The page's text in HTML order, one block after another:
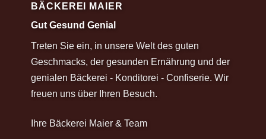
BÄCKEREI MAIER
Gut Gesund Genial
Treten Sie ein, in unsere Welt des guten
Geschmacks, der gesunden Ernährung und der
genialen Bäckerei - Konditorei - Confiserie. Wir
freuen uns über Ihren Besuch.
Ihre Bäckerei Maier & Team